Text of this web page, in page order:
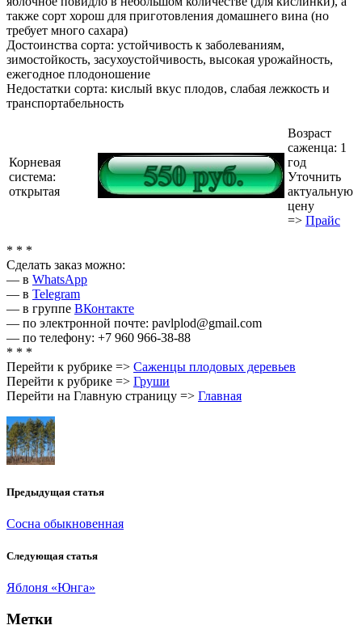
также сорт хорош для приготовления домашнего вина (но
требует много сахара)
Достоинства сорта: устойчивость к заболеваниям,
зимостойкость, засухоустойчивость, высокая урожайность,
ежегодное плодоношение
Недостатки сорта: кислый вкус плодов, слабая лежкость и
транспортабельность
Корневая
система:
открытая
Возраст
саженца: 1
год
Уточнить
актуальную
цену
=> Прайс
* * *
Сделать заказ можно:
— в WhatsApp
— в Telegram
— в группе ВКонтакте
— по электронной почте: pavlplod@gmail.com
— по телефону: +7 960 966-38-88
* * *
Перейти к рубрике => Саженцы плодовых деревьев
Перейти к рубрике => Груши
Перейти на Главную страницу => Главная
Предыдущая статья
Сосна обыкновенная
Следующая статья
Яблоня «Юнга»
Метки